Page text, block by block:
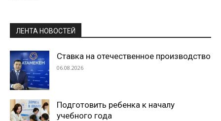
ЛЕНТА НОВОСТЕЙ
Ставка на отечественное производство
06.08.2026
Подготовить ребенка к началу
учебного года